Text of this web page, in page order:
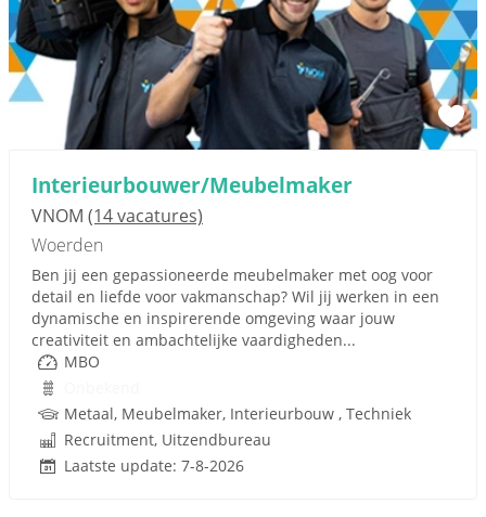
Interieurbouwer/Meubelmaker
VNOM (14 vacatures)
Woerden
Ben jij een gepassioneerde meubelmaker met oog voor
detail en liefde voor vakmanschap? Wil jij werken in een
dynamische en inspirerende omgeving waar jouw
creativiteit en ambachtelijke vaardigheden...
MBO
Metaal, Meubelmaker, Interieurbouw , Techniek
Recruitment, Uitzendbureau
Laatste update: 7-8-2026